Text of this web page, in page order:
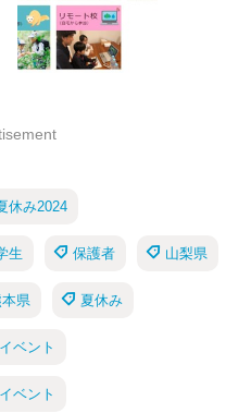
休み2024
生 保護者 山梨県
県 夏休み
ベント
ベント